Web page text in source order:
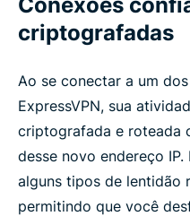
criptografadas
Ao se conectar a um
ExpressVPN, sua
criptografada e roteada
desse novo endereço
alguns tipos de lentidão
permitindo que você